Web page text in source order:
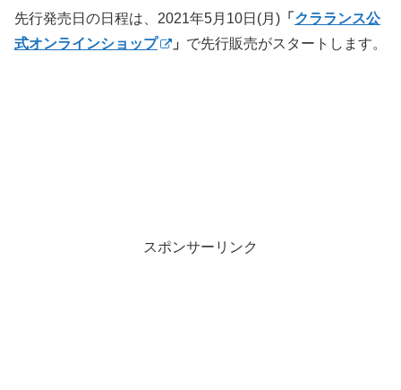
先行発売日の日程は、2021年5月10日(月) 「 クラランス公
式オンラインショップ
」 で先行販売がスタートします。
スポンサーリンク